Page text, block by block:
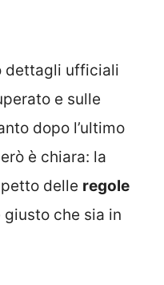
dettagli ufficiali
e sulle
dopo l’ultimo
è chiara: la
delle regole
giusto che sia in